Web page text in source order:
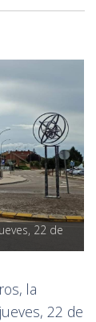
22 de
la
22 de